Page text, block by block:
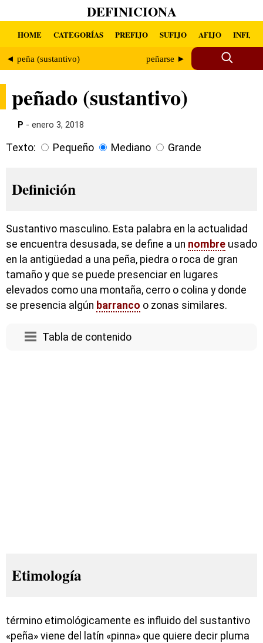
DEFINICIONA
HOME CATEGORÍAS PREFIJO SUFIJO AFIJO INFIJO
◄ peña (sustantivo) peñarse ►
peñado (sustantivo)
P - enero 3, 2018
Texto: Pequeño Mediano Grande
Definición
Sustantivo masculino. Esta palabra en la actualidad
se encuentra desusada, se define a un nombre usado
en la antigüedad a una peña, piedra o roca de gran
tamaño y que se puede presenciar en lugares
elevados como una montaña, cerro o colina y donde
se presencia algún barranco o zonas similares.
Tabla de contenido
Etimología
término etimológicamente es influido del sustantivo
«peña» viene del latín «pinna» que quiere decir pluma